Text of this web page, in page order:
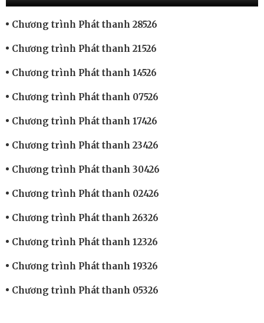
Chương trình Phát thanh 28526
Chương trình Phát thanh 21526
Chương trình Phát thanh 14526
Chương trình Phát thanh 07526
Chương trình Phát thanh 17426
Chương trình Phát thanh 23426
Chương trình Phát thanh 30426
Chương trình Phát thanh 02426
Chương trình Phát thanh 26326
Chương trình Phát thanh 12326
Chương trình Phát thanh 19326
Chương trình Phát thanh 05326